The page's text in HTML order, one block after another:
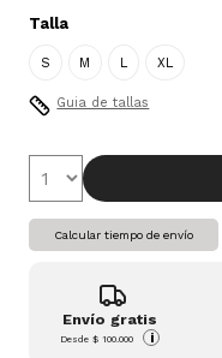
Talla
S M L XL
Guia de tallas
Calcular tiempo de envío
Envío gratis
Desde$ 100.000 i